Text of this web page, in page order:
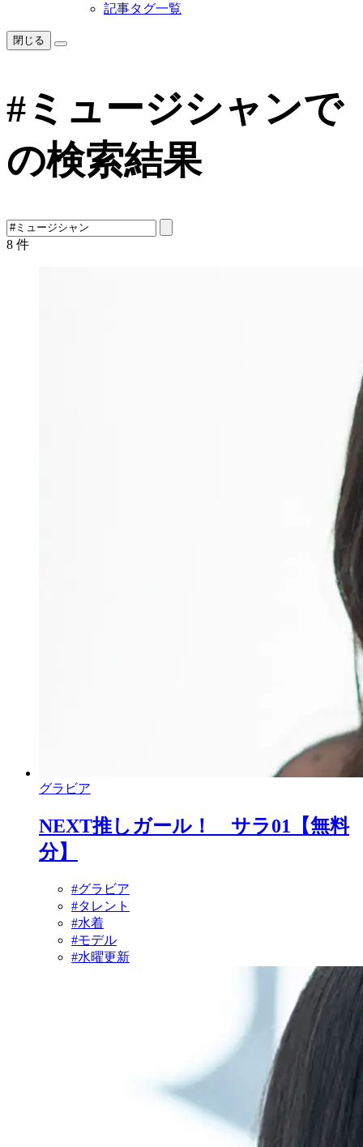
記事タグ一覧
閉じる
#ミュージシャンで
の検索結果
8 件
グラビア
NEXT推しガール！ サラ01【無料
分】
#グラビア
#タレント
#水着
#モデル
#水曜更新